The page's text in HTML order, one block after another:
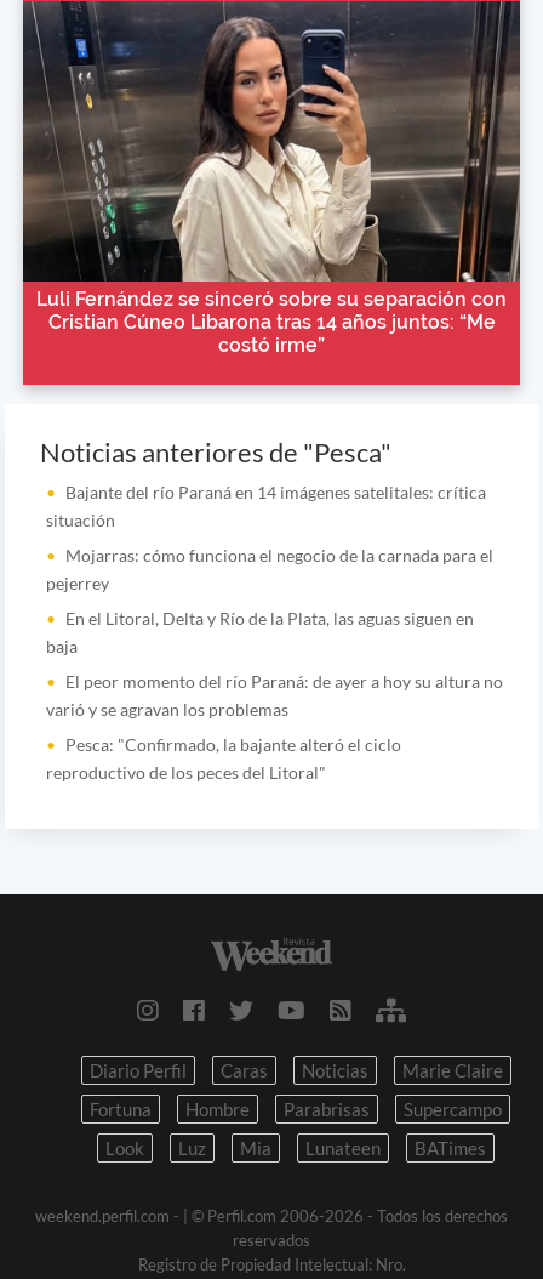
Luli Fernández se sinceró sobre su separación con
Cristian Cúneo Libarona tras 14 años juntos: “Me
costó irme”
Noticias anteriores de "Pesca"
Bajante del río Paraná en 14 imágenes satelitales: crítica
situación
Mojarras: cómo funciona el negocio de la carnada para el
pejerrey
En el Litoral, Delta y Río de la Plata, las aguas siguen en
baja
El peor momento del río Paraná: de ayer a hoy su altura no
varió y se agravan los problemas
Pesca: "Confirmado, la bajante alteró el ciclo
reproductivo de los peces del Litoral"
Diario Perfil Caras Noticias
Marie Claire
Fortuna
Hombre Parabrisas
Supercampo
Look
Luz Mia Lunateen BATimes
weekend.perfil.com -
| © Perfil.com 2006-2026 - Todos los derechos
reservados
Registro de Propiedad Intelectual: Nro.